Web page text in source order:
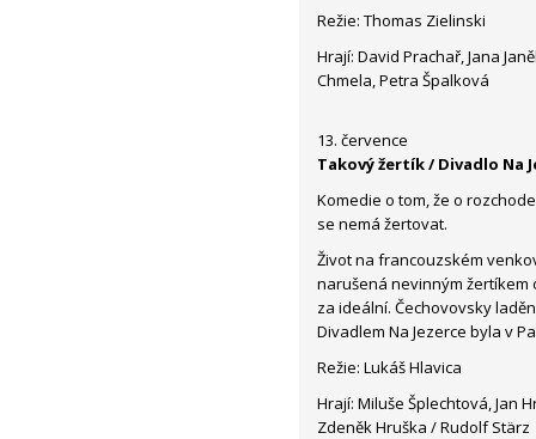
Režie: Thomas Zielinski
Hrají: David Prachař, Jana
Chmela, Petra Špalková
13. července
Takový žertík / Divadlo Na
Komedie o tom, že o
se nemá žertovat.
Život na francouzském
narušená nevinným
za ideální. Čechovovsky
Divadlem Na Jezerce byla v
Režie: Lukáš Hlavica
Hrají: Miluše Šplechtová, Jan
Zdeněk Hruška / Rudolf Stärz